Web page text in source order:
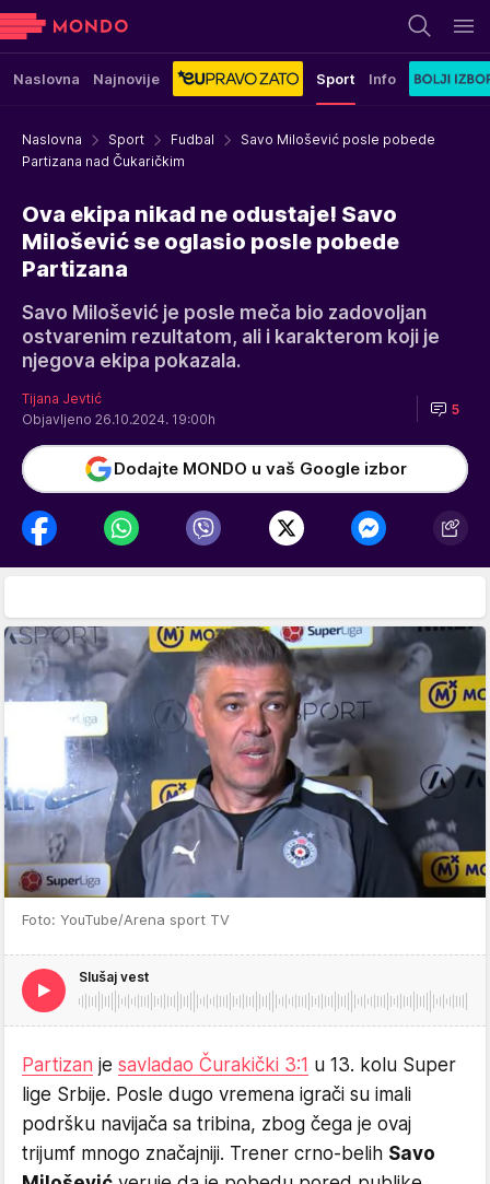
Naslovna Najnovije Sport Info
Naslovna Sport Fudbal
Savo Milošević posle pobede
Partizana nad Čukaričkim
Ova ekipa nikad ne odustaje! Savo
Milošević se oglasio posle pobede
Partizana
Savo Milošević je posle meča bio zadovoljan
ostvarenim rezultatom, ali i karakterom koji je
njegova ekipa pokazala.
Tijana Jevtić
Objavljeno 26.10.2024. 19:00h
5
Dodajte MONDO u vaš Google izbor
Foto: YouTube/Arena sport TV
Slušaj vest
Partizan je savladao Čurakički 3:1 u 13. kolu Super
lige Srbije. Posle dugo vremena igrači su imali
podršku navijača sa tribina, zbog čega je ovaj
trijumf mnogo značajniji. Trener crno-belih Savo